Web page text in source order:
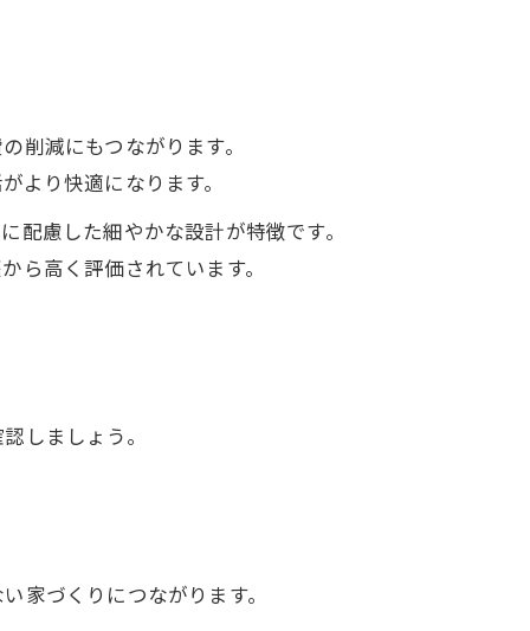
削減にもつながります。
より快適になります。
慮した細やかな設計が特徴です。
ら高く評価されています。
しましょう。
家づくりにつながります。